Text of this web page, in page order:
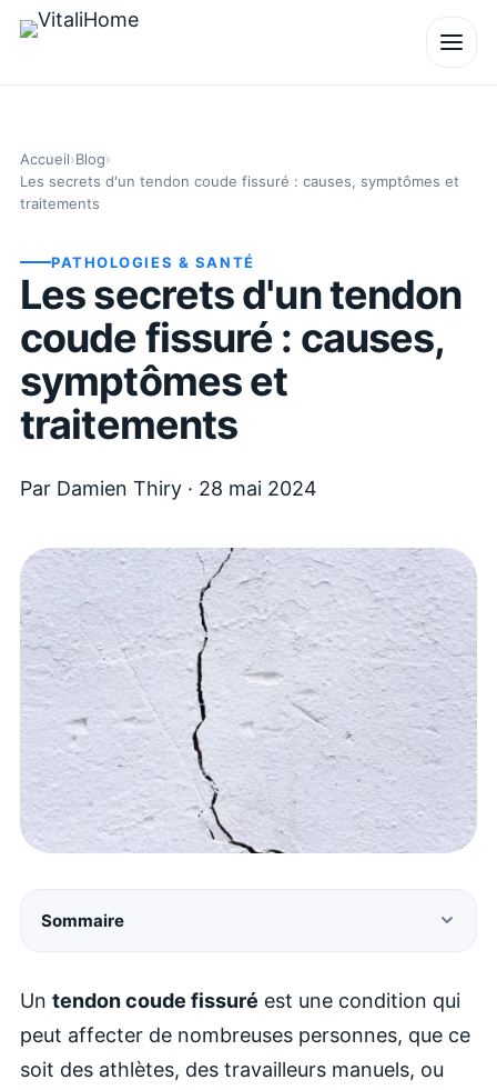
Accueil›Blog›
Les secrets d'un tendon coude fissuré : causes, symptômes et
traitements
PATHOLOGIES & SANTÉ
Les secrets d'un tendon
coude fissuré : causes,
symptômes et
traitements
Par Damien Thiry · 28 mai 2024
Sommaire
Un tendon coude fissuré est une condition qui
peut affecter de nombreuses personnes, que ce
soit des athlètes, des travailleurs manuels, ou